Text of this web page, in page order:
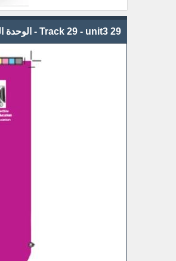
29 Track 29 - unit3 - الوحدة الثالثة الصف الثالث الفصل الاول